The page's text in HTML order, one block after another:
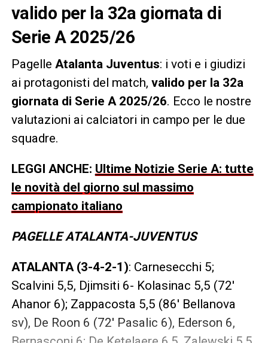
valido per la 32a giornata di
Serie A 2025/26
Pagelle Atalanta Juventus: i voti e i giudizi
ai protagonisti del match, valido per la 32a
giornata di Serie A 2025/26. Ecco le nostre
valutazioni ai calciatori in campo per le due
squadre.
LEGGI ANCHE: Ultime Notizie Serie A: tutte
le novità del giorno sul massimo
campionato italiano
PAGELLE ATALANTA-JUVENTUS
ATALANTA (3-4-2-1): Carnesecchi 5;
Scalvini 5,5, Djimsiti 6- Kolasinac 5,5 (72′
Ahanor 6); Zappacosta 5,5 (86′ Bellanova
sv), De Roon 6 (72′ Pasalic 6), Ederson 6,